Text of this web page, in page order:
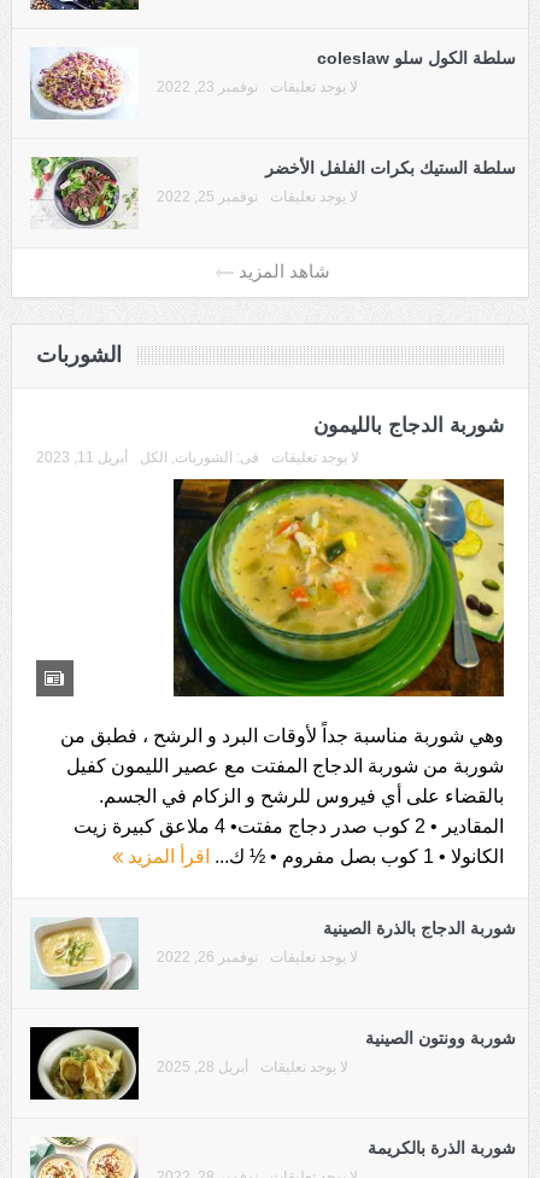
سلطة الكول سلو coleslaw
نوفمبر 23, 2022 لا يوجد تعليقات
سلطة الستيك بكرات الفلفل الأخضر
نوفمبر 25, 2022 لا يوجد تعليقات
الشوربات
شوربة الدجاج بالليمون
أبريل 11, 2023 فى: الشوربات الكل لا يوجد تعليقات
وهي شوربة مناسبة جداً لأوقات البرد و الرشح ، فطبق من
شوربة ‏من شوربة الدجاج المفتت مع عصير الليمون كفيل
بالقضاء على أي ‏فيروس للرشح و الزكام في الجسم.‏
المقادير • ‏2 كوب صدر دجاج مفتت• ‏4 ملاعق كبيرة زيت
الكانولا ‏• ‏1 كوب بصل مفروم ‏• ‏½ ك...
اقرأ المزيد
شوربة الدجاج بالذرة الصينية
نوفمبر 26, 2022 لا يوجد تعليقات
شوربة وونتون الصينية
أبريل 28, 2025 لا يوجد تعليقات
شوربة الذرة بالكريمة